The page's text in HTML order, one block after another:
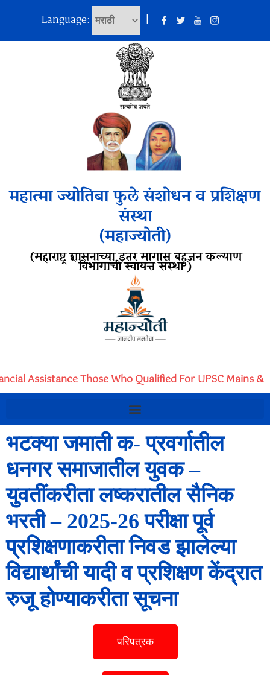
Language: |
महात्मा ज्योतिबा फुले संशोधन व प्रशिक्षण
संस्था
(महाज्योती)
(महाराष्ट्र शासनाच्या इतर मागास बहुजन कल्याण
विभागाची स्वायत्त संस्था )
Assistance Those Who Qualified For UPSC Mains &
भटक्या जमाती क- प्रवर्गातील
धनगर समाजातील युवक –
युवतींकरीता लष्करातील सैनिक
भरती – 2025-26 परीक्षा पूर्व
प्रशिक्षणाकरीता निवड झालेल्या
विद्यार्थांची यादी व प्रशिक्षण केंद्रात
रुजू होण्याकरीता सूचना
परिपत्रक